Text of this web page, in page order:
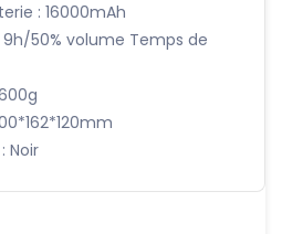
: 16000mAh
50% volume Temps de
Noir